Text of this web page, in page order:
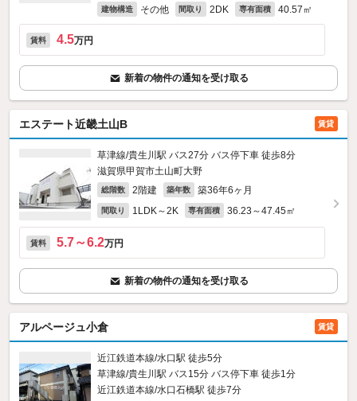
建物構造 その他 間取り 2DK 専有面積 40.57㎡
賃料 4.5万円
新着の物件の通知を受け取る
エステート近畿土山B 賃貸
草津線/貴生川駅 バス27分 バス停下車 徒歩8分
滋賀県甲賀市土山町大野
総階数 2階建 築年数 築36年6ヶ月
間取り 1LDK～2K 専有面積 36.23～47.45㎡
賃料 5.7～6.2万円
新着の物件の通知を受け取る
アルページュ小倉 賃貸
近江鉄道本線/水口駅 徒歩5分
草津線/貴生川駅 バス15分 バス停下車 徒歩1分
近江鉄道本線/水口石橋駅 徒歩7分